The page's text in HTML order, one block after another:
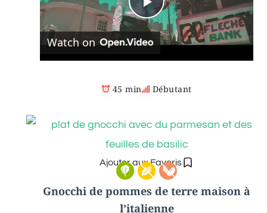
P
l
a
y
V
i
Watch on
45 min Débutant
Ajouter aux Favoris
Gnocchi de pommes de terre maison à
l’italienne